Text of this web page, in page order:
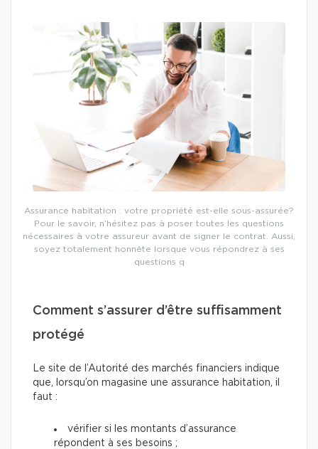
Assurance habitation : votre propriété est-elle sous-assurée?
Pour le savoir, n’hésitez pas à poser toutes les questions
nécessaires à votre assureur avant de signer le contrat. Aussi,
soyez totalement honnête lorsque vous répondrez à ses
questions q
Comment s’assurer d’être suffisamment
protégé
Le site de l’Autorité des marchés financiers indique
que, lorsqu’on magasine une assurance habitation, il
faut :
vérifier si les montants d’assurance
répondent à ses besoins ;